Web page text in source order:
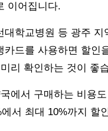
이어집니다.
대학교병원 등 광주
카드를 사용하면 할인
리 확인하는 것이 좋
에서 구매하는 비용
서 최대 10%까지 할